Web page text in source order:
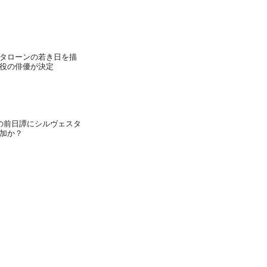
ローンの若き日を描
の俳優が決定
前日譚にシルヴェスタ
か？